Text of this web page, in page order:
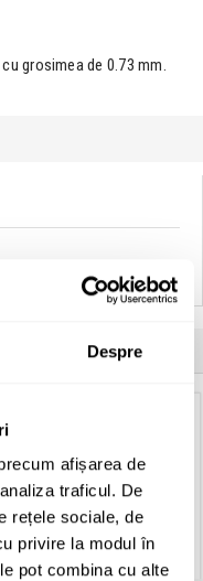
Despre
afișarea de
traficul. De
rețele sociale, de
privire la modul în
pot combina cu alte
grosimea de 0.73 mm.
cumparat si:
D-Addario EXL130
39 Lei
ne pentru
disponibilitate